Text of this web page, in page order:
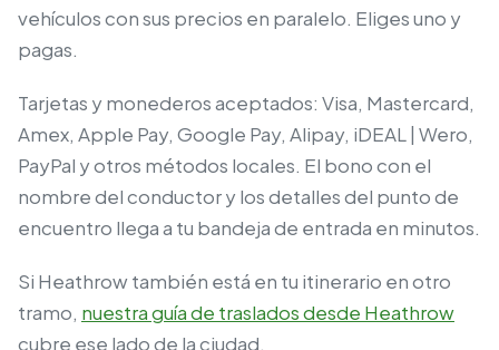
vehículos con sus precios en paralelo. Eliges uno y
pagas.
Tarjetas y monederos aceptados: Visa, Mastercard,
Amex, Apple Pay, Google Pay, Alipay, iDEAL | Wero,
PayPal y otros métodos locales. El bono con el
nombre del conductor y los detalles del punto de
encuentro llega a tu bandeja de entrada en minutos.
Si Heathrow también está en tu itinerario en otro
tramo, nuestra guía de traslados desde Heathrow
cubre ese lado de la ciudad.